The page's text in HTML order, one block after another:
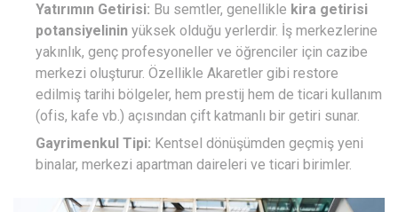
Yatırımın Getirisi: Bu semtler, genellikle kira getirisi
potansiyelinin yüksek olduğu yerlerdir. İş merkezlerine
yakınlık, genç profesyoneller ve öğrenciler için cazibe
merkezi oluşturur. Özellikle Akaretler gibi restore
edilmiş tarihi bölgeler, hem prestij hem de ticari kullanım
(ofis, kafe vb.) açısından çift katmanlı bir getiri sunar.
Gayrimenkul Tipi: Kentsel dönüşümden geçmiş yeni
binalar, merkezi apartman daireleri ve ticari birimler.